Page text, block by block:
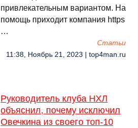
привлекательным вариантом. На
помощь приходит компания https
…
Cтатьи
11:38, Ноябрь 21, 2023 | top4man.ru
Руководитель клуба НХЛ
объяснил, почему исключил
Овечкина из своего топ-10